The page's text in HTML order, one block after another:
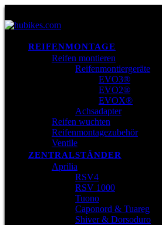
REIFENMONTAGE
Reifen montieren
Reifenmontiergeräte
EVO3®
EVO2®
EVOX®
Achsadapter
Reifen wuchten
Reifenmontagezubehör
Ventile
ZENTRALSTÄNDER
Aprilia
RSV4
RSV 1000
Tuono
Caponord & Tuareg
Shiver & Dorsoduro